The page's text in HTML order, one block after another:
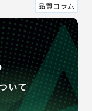
品質コラム